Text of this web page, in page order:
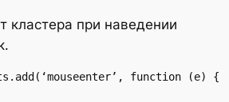
кластера при наведении
function